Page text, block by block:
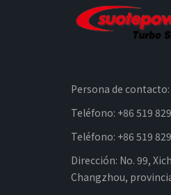
Persona de
Teléfono: +86 519
Teléfono: +86 519
Dirección: No. 99,
Changzhou,